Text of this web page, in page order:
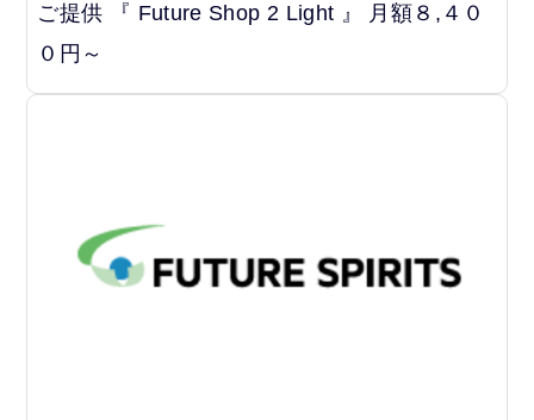
ご提供 『 Future Shop 2 Light 』 月額８,４０
０円～